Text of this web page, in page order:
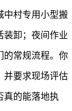
中村专用小型搬
装卸；夜间作业
的常规流程。你
并要求现场评估
真的能落地执